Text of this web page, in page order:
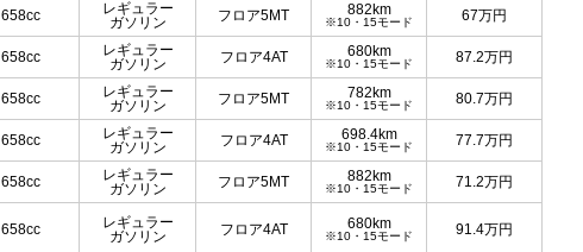
658cc
レギュラー
ガソリン
フロア5MT 882km
※10・15モード 67万円
658cc
レギュラー
ガソリン
フロア4AT 680km
※10・15モード 87.2万円
658cc
レギュラー
ガソリン
フロア5MT 782km
※10・15モード 80.7万円
658cc
レギュラー
ガソリン
フロア4AT 698.4km
※10・15モード 77.7万円
658cc
レギュラー
ガソリン
フロア5MT 882km
※10・15モード 71.2万円
658cc
レギュラー
ガソリン
フロア4AT 680km
※10・15モード 91.4万円